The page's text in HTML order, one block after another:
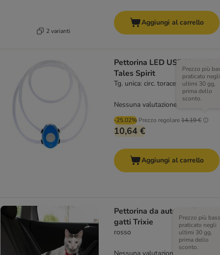
2 varianti
Aggiungi al carrello
Pettorina LED USB Nomad
Tales Spirit
Tg. unica: circ. torace max. 90 cm
-25.02% Prezzo regolare14,19 €
Prezzo più
praticato negli
ultimi 30 gg,
prima dello
sconto.
10,64 €
Nessuna valutazione
Aggiungi al carrello
Pettorina da automobile per
gatti Trixie
rosso
Prezzo più
praticato negli
ultimi 30 gg,
prima dello
sconto.